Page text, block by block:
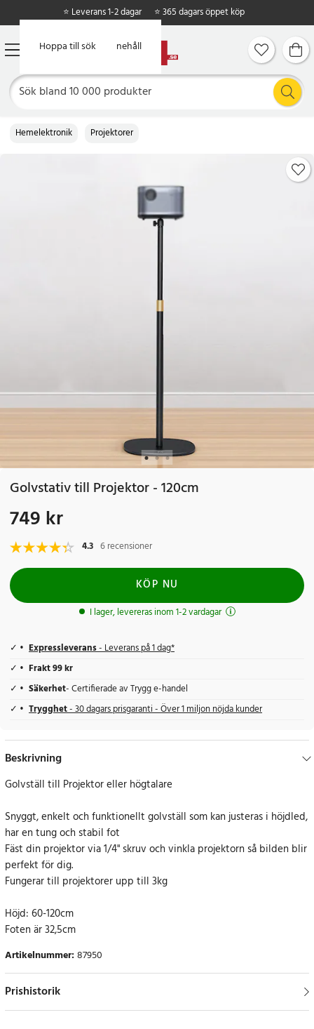
Hoppa till huvudinnehåll
Hoppa till sök
⭐ Leverans 1-2 dagar ⭐ 365 dagars öppet köp
Hemelektronik Projektorer
Golvstativ till Projektor - 120cm
Pris:749 kr
749 kr
4.3 6 recensioner
KÖP NU
I lager, levereras inom 1-2 vardagar
Expressleverans- Leverans på 1 dag*
Frakt 99 kr
Säkerhet- Certifierade av Trygg e-handel
Trygghet- 30 dagars prisgaranti - Över 1 miljon nöjda kunder
Beskrivning
Golvställ till Projektor eller högtalare
Snyggt, enkelt och funktionellt golvställ som kan justeras i höjdled,
har en tung och stabil fot
Fäst din projektor via 1/4" skruv och vinkla projektorn så bilden blir
perfekt för dig.
Fungerar till projektorer upp till 3kg
Höjd: 60-120cm
Foten är 32,5cm
Artikelnummer:87950
Prishistorik